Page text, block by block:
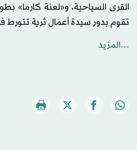
القرى السياحية، و«لعنة كارما»
تقوم بدور سيدة أعمال ثرية تتورط
...المزيد